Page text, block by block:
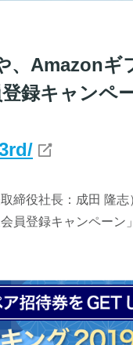
、Amazonギ
録キャンペ
締役社長：成田 隆志
員登録キャンペーン